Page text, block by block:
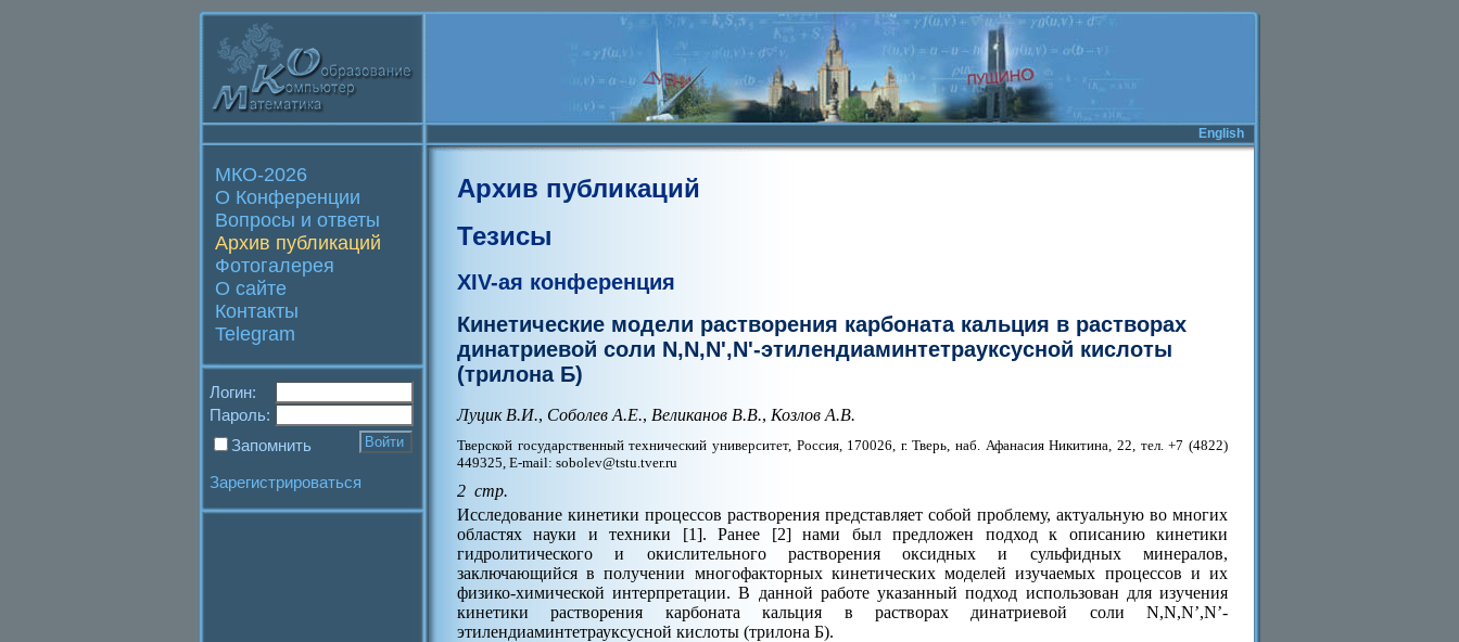
English
МКО-2026
О Конференции
Вопросы и ответы
Архив публикаций
Фотогалерея
О сайте
Контакты
Telegram
Логин:
Пароль:
Запомнить
Зарегистрироваться
Архив публикаций
Тезисы
XIV-ая конференция
Кинетические модели растворения карбоната кальция в растворах
динатриевой соли N,N,N',N'-этилендиаминтетрауксусной кислоты
(трилона Б)
Луцик В.И., Соболев А.Е., Великанов В.В., Козлов А.В.
Тверской государственный технический университет, Россия, 170026, г. Тверь, наб. Афанасия Никитина, 22, тел. +7 (4822)
449325, E-mail: sobolev@tstu.tver.ru
2 стр.
Исследование кинетики процессов растворения представляет собой проблему, актуальную во многих
областях науки и техники [1]. Ранее [2] нами был предложен подход к описанию кинетики
гидролитического и окислительного растворения оксидных и сульфидных минералов,
заключающийся в получении многофакторных кинетических моделей изучаемых процессов и их
физико-химической интерпретации. В данной работе указанный подход использован для изучения
кинетики растворения карбоната кальция в растворах динатриевой соли N,N,N’,N’-
этилендиаминтетрауксусной кислоты (трилона Б).